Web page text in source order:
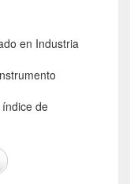
en Industria
de